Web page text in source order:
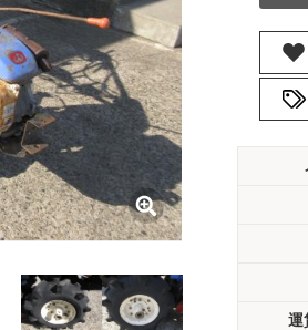
運